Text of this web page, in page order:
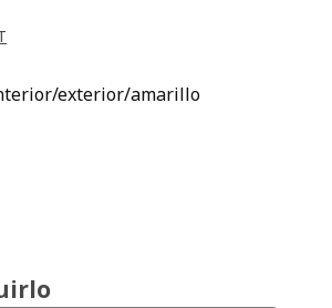
exterior/amarillo
4.5 de 5 estrellas. Revisiones totales: